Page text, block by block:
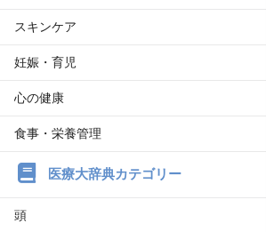
スキンケア
妊娠・育児
心の健康
食事・栄養管理
医療大辞典カテゴリー
頭